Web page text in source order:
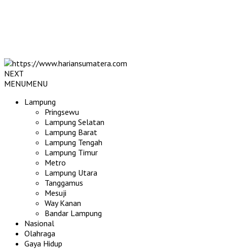
NEXT
MENUMENU
Lampung
Pringsewu
Lampung Selatan
Lampung Barat
Lampung Tengah
Lampung Timur
Metro
Lampung Utara
Tanggamus
Mesuji
Way Kanan
Bandar Lampung
Nasional
Olahraga
Gaya Hidup